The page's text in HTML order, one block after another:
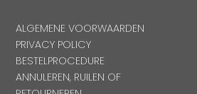
ALGEMENE VOORWAARDEN
PRIVACY POLICY
BESTELPROCEDURE
ANNULEREN, RUILEN OF